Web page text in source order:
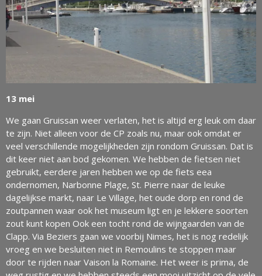
13 mei
We gaan Gruissan weer verlaten, het is altijd erg leuk om daar
te zijn. Niet alleen voor de CP zoals nu, maar ook omdat er
veel verschillende mogelijkheden zijn rondom Gruissan. Dat is
dit keer niet aan bod gekomen. We hebben de fietsen niet
gebruikt, eerdere jaren hebben we op de fiets eea
ondernomen, Narbonne Plage, St. Pierre naar de leuke
dagelijkse markt, naar Le Village, het oude dorp en rond de
zoutpannen waar ook het museum ligt en je lekkere soorten
zout kunt kopen Ook een tocht rond de wijngaarden van de
Clapp. Via Beziers gaan we voorbij Nimes, het is nog redelijk
vroeg en we besluiten niet in Remoulins te stoppen maar
door te rijden naar Vaison la Romaine. Het weer is prima, de